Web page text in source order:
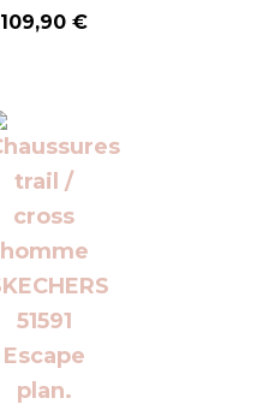
109,90€